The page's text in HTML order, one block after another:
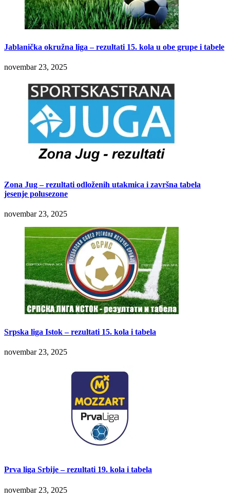
Jablanička okružna liga – rezultati 15. kola u obe grupe i tabele
novembar 23, 2025
Zona Jug – rezultati odloženih utakmica i završna tabela
jesenje polusezone
novembar 23, 2025
Srpska liga Istok – rezultati 15. kola i tabela
novembar 23, 2025
Prva liga Srbije – rezultati 19. kola i tabela
novembar 23, 2025